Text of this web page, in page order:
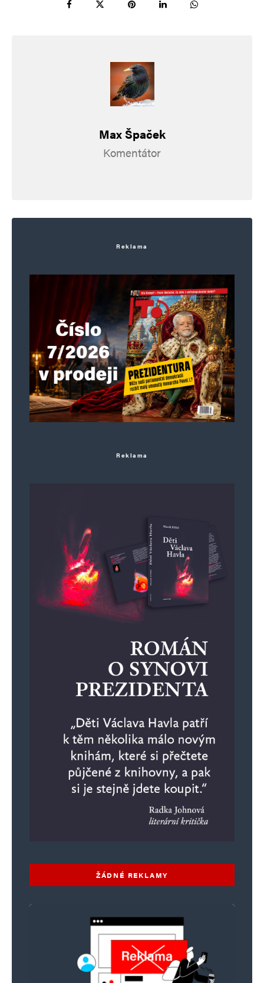
Informujte mě o nových komentářích e-mailem.
Alternative:Max Špaček
Komentátor
Reklama
Reklama
ŽÁDNÉ REKLAMY